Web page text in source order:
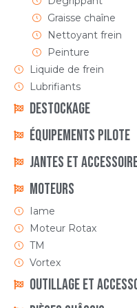
Graisse chaîne
Nettoyant frein
Peinture
Liquide de frein
Lubrifiants
DESTOCKAGE
ÉQUIPEMENTS PILOTE
Jantes et
Moteurs
Iame
Moteur Rotax
TM
Vortex
Outillage et